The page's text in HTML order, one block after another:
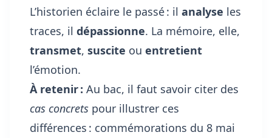
L’historien éclaire le passé : il analyse les
traces, il dépassionne. La mémoire, elle,
transmet, suscite ou entretient
l’émotion.
À retenir : Au bac, il faut savoir citer des
cas concrets pour illustrer ces
différences : commémorations du 8 mai